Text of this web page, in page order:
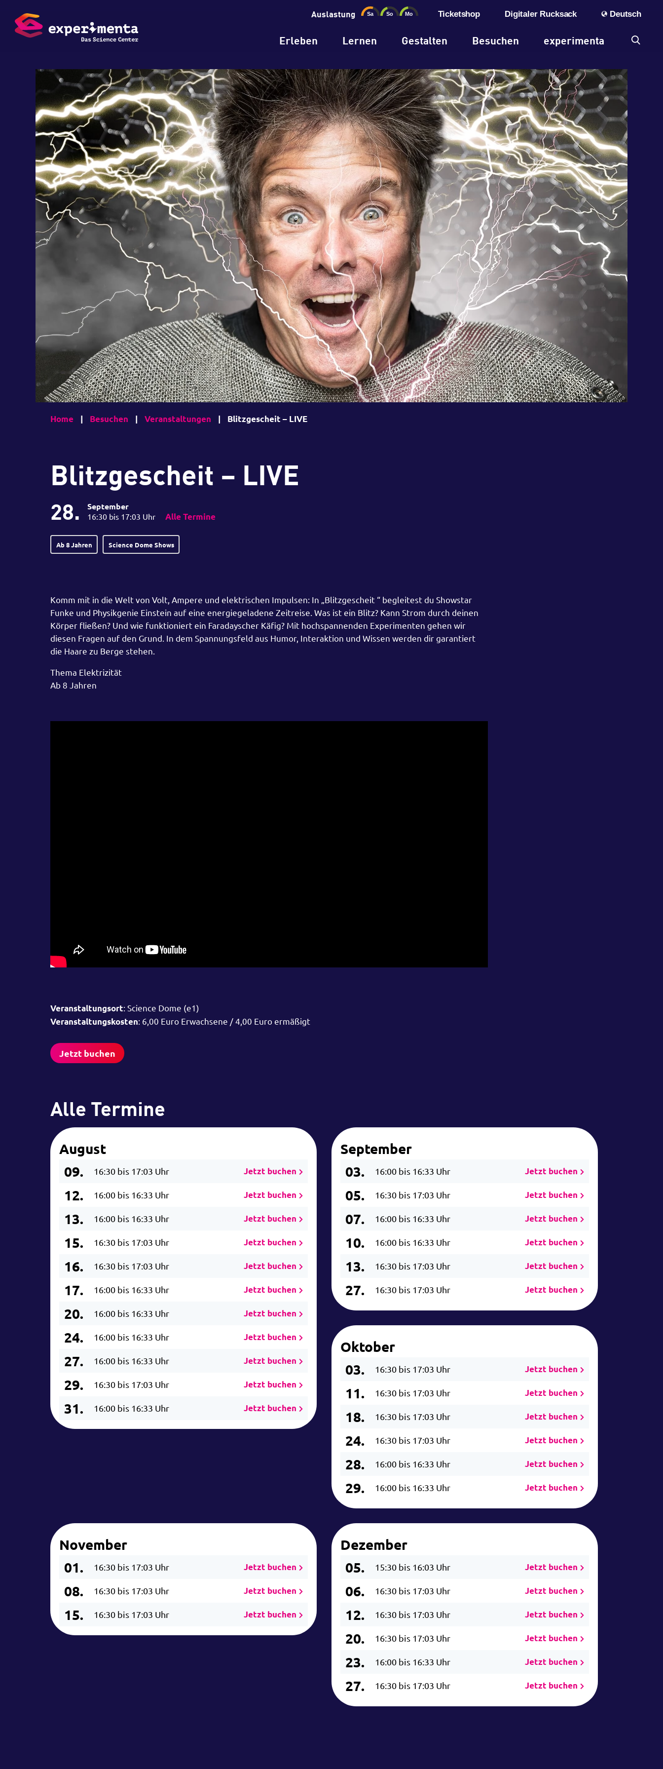
Auslastung Ticketshop Digitaler Rucksack Deutsch
Erleben Lernen Gestalten Besuchen experimenta
Home | Besuchen | Veranstaltungen | Blitzgescheit – LIVE
Blitzgescheit – LIVE
28. September
16:30 bis 17:03 Uhr Alle Termine
Ab 8 Jahren Science Dome Shows
Komm mit in die Welt von Volt, Ampere und elektrischen Impulsen: In „Blitzgescheit “ begleitest du Showstar
Funke und Physikgenie Einstein auf eine energiegeladene Zeitreise. Was ist ein Blitz? Kann Strom durch deinen
Körper fließen? Und wie funktioniert ein Faradayscher Käfig? Mit hochspannenden Experimenten gehen wir
diesen Fragen auf den Grund. In dem Spannungsfeld aus Humor, Interaktion und Wissen werden dir garantiert
die Haare zu Berge stehen.
Thema Elektrizität
Ab 8 Jahren
Veranstaltungsort: Science Dome (e1)
Veranstaltungskosten: 6,00 Euro Erwachsene / 4,00 Euro ermäßigt
Jetzt buchen
Alle Termine
August
09.
16:30 bis 17:03 Uhr Jetzt buchen
12. 16:00 bis 16:33 Uhr Jetzt buchen
13. 16:00 bis 16:33 Uhr Jetzt buchen
15. 16:30 bis 17:03 Uhr Jetzt buchen
16. 16:30 bis 17:03 Uhr Jetzt buchen
17. 16:00 bis 16:33 Uhr Jetzt buchen
20. 16:00 bis 16:33 Uhr Jetzt buchen
24. 16:00 bis 16:33 Uhr Jetzt buchen
27. 16:00 bis 16:33 Uhr Jetzt buchen
29. 16:30 bis 17:03 Uhr Jetzt buchen
31. 16:00 bis 16:33 Uhr Jetzt buchen
September
03.
16:00 bis 16:33 Uhr Jetzt buchen
05. 16:30 bis 17:03 Uhr Jetzt buchen
07. 16:00 bis 16:33 Uhr Jetzt buchen
10. 16:00 bis 16:33 Uhr Jetzt buchen
13. 16:30 bis 17:03 Uhr Jetzt buchen
27. 16:30 bis 17:03 Uhr Jetzt buchen
Oktober
03.
16:30 bis 17:03 Uhr Jetzt buchen
11. 16:30 bis 17:03 Uhr Jetzt buchen
18. 16:30 bis 17:03 Uhr Jetzt buchen
24. 16:30 bis 17:03 Uhr Jetzt buchen
28. 16:00 bis 16:33 Uhr Jetzt buchen
29. 16:00 bis 16:33 Uhr Jetzt buchen
November
01.
16:30 bis 17:03 Uhr Jetzt buchen
08. 16:30 bis 17:03 Uhr Jetzt buchen
15. 16:30 bis 17:03 Uhr Jetzt buchen
Dezember
05.
15:30 bis 16:03 Uhr Jetzt buchen
06. 16:30 bis 17:03 Uhr Jetzt buchen
12. 16:30 bis 17:03 Uhr Jetzt buchen
20. 16:30 bis 17:03 Uhr Jetzt buchen
23. 16:00 bis 16:33 Uhr Jetzt buchen
27. 16:30 bis 17:03 Uhr Jetzt buchen